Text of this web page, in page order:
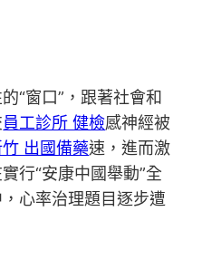
“窗口”，跟著社會和
員工診所 健檢感神經被
出國備藥速，進而激
行“安康中國舉動”全
心率治理題目逐步遭